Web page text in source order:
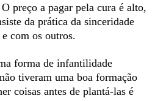
preço a pagar pela cura é alto,
da prática da sinceridade
com os outros.
forma de infantilidade
tiveram uma boa formação
coisas antes de plantá-las é